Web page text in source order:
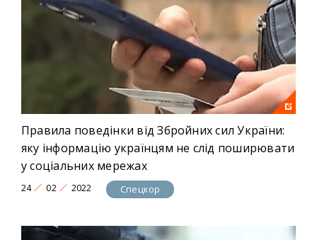
Правила поведінки від Збройних сил України:
яку інформацію українцям не слід поширювати
у соціальних мережах
24 02 2022 Спецкор